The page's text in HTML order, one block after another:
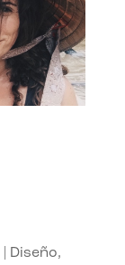
Diseño,